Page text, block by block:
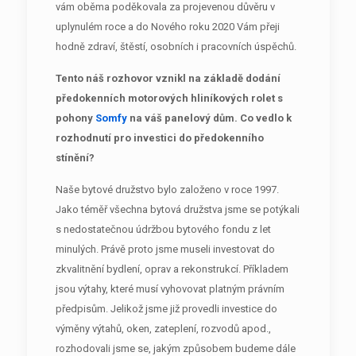
vám oběma poděkovala za projevenou důvěru v
uplynulém roce a do Nového roku 2020 Vám přeji
hodně zdraví, štěstí, osobních i pracovních úspěchů.
Tento náš rozhovor vznikl na základě dodání
předokenních motorových hliníkových rolet s
pohony Somfyna váš panelový dům. Co vedlo k
rozhodnutí pro investici do předokenního
stínění?
Naše bytové družstvo bylo založeno v roce 1997.
Jako téměř všechna bytová družstva jsme se potýkali
s nedostatečnou údržbou bytového fondu z let
minulých. Právě proto jsme museli investovat do
zkvalitnění bydlení, oprav a rekonstrukcí. Příkladem
jsou výtahy, které musí vyhovovat platným právním
předpisům. Jelikož jsme již provedli investice do
výměny výtahů, oken, zateplení, rozvodů apod.,
rozhodovali jsme se, jakým způsobem budeme dále